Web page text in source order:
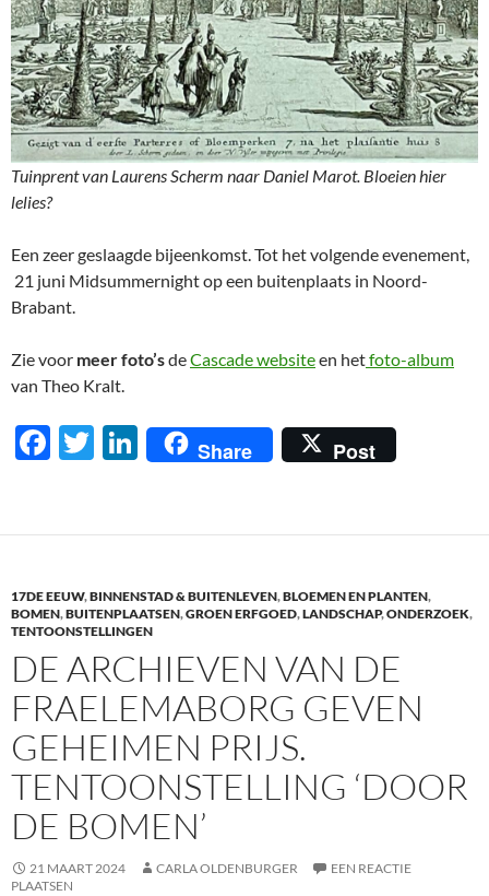
Tuinprent van Laurens Scherm naar Daniel Marot. Bloeien hier
lelies?
Een zeer geslaagde bijeenkomst. Tot het volgende evenement,
21 juni Midsummernight op een buitenplaats in Noord-
Brabant.
Zie voor meer foto’sdeCascade websiteen hetfoto-album
van Theo Kralt.
F
b
o
o
k
T
er
Li
e
dI
n
Share Post
17DE EEUW,BINNENSTAD & BUITENLEVEN,BLOEMEN EN PLANTEN,
BOMEN,BUITENPLAATSEN,GROEN ERFGOED,LANDSCHAP,ONDERZOEK,
TENTOONSTELLINGEN
DE ARCHIEVEN VAN DE
FRAELEMABORG GEVEN
GEHEIMEN PRIJS.
TENTOONSTELLING ‘DOOR
DE BOMEN’
21 MAART 2024 CARLA OLDENBURGER
EEN REACTIE
PLAATSEN